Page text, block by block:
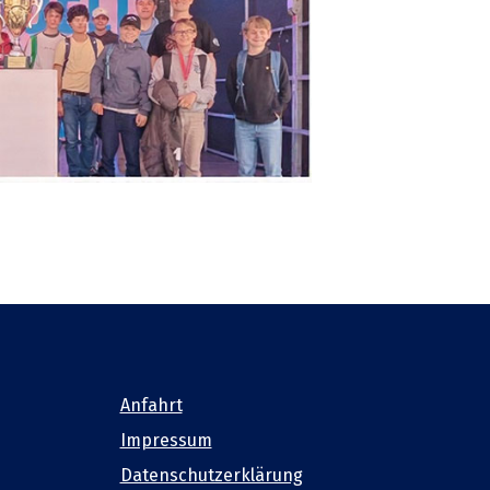
Anfahrt
Impressum
Datenschutzerklärung